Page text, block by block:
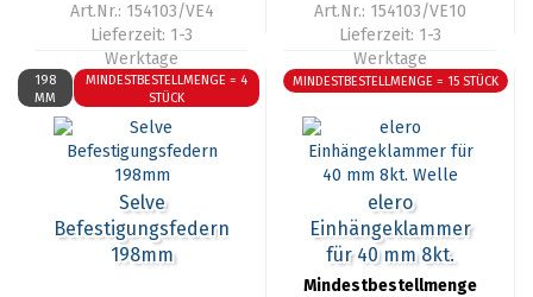
Art.Nr.: 154103/VE4
Lieferzeit: 1-3
Werktage
Art.Nr.: 154103/VE10
Lieferzeit: 1-3
Werktage
198
MM
MINDESTBESTELLMENGE = 4
STÜCK
Selve
Befestigungsfedern
198mm
MINDESTBESTELLMENGE = 15 STÜCK
elero
Einhängeklammer
für 40 mm 8kt.
Welle
Mindestbestellmenge